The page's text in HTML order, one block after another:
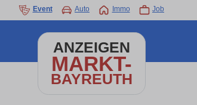
Event Auto Immo Job
ANZEIGEN
MARKT-
BAYREUTH